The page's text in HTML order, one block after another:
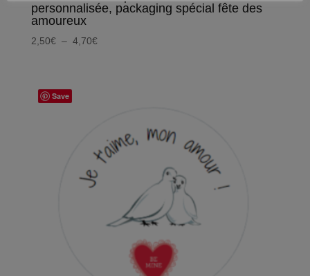
personnalisée, packaging spécial fête des
amoureux
2,50€ – 4,70€Plage
Save